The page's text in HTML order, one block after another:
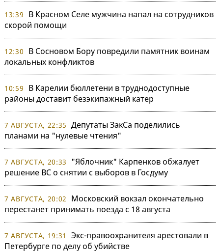
13:39
В Красном Селе мужчина напал на сотрудников
скорой помощи
12:30
В Сосновом Бору повредили памятник воинам
локальных конфликтов
10:59
В Карелии бюллетени в труднодоступные
районы доставит безэкипажный катер
7 АВГУСТА, 22:35 Депутаты ЗакСа поделились
планами на "нулевые чтения"
7 АВГУСТА, 20:33
"Яблочник" Карпенков обжалует
решение ВС о снятии с выборов в Госдуму
7 АВГУСТА, 20:02
Московский вокзал окончательно
перестанет принимать поезда с 18 августа
7 АВГУСТА, 19:31
Экс-правоохранителя арестовали в
Петербурге по делу об убийстве